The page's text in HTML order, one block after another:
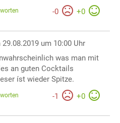
-0 +0
29.08.2019 um 10:00 Uhr
was man mit
an guten Cocktails
íst wieder Spitze.
-1 +0